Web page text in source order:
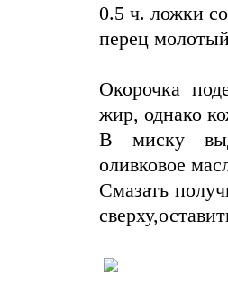
0.5 ч. ложки
перец
Окорочка
жир, однако
В миску
оливковое
Смазать